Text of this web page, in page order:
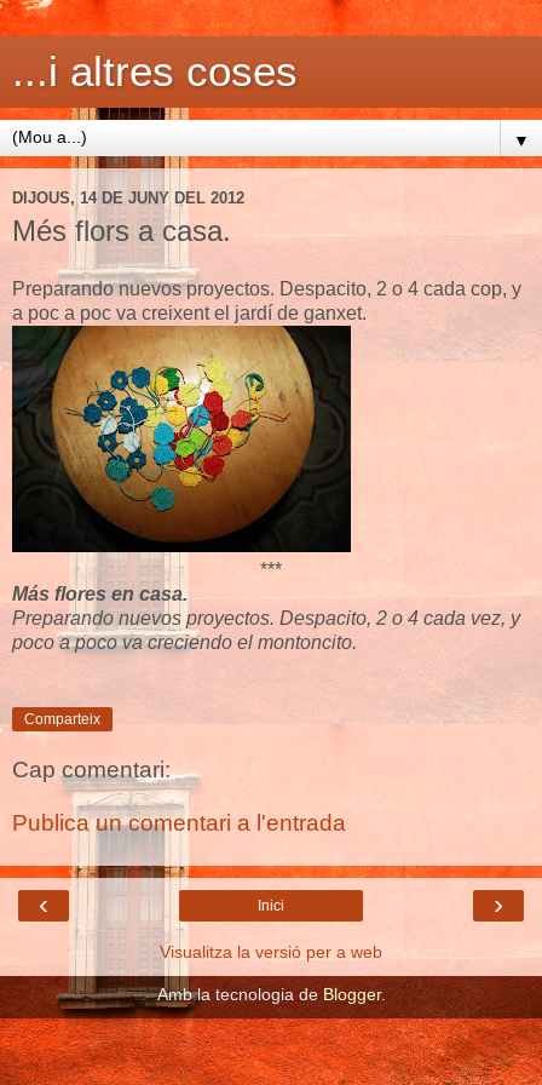
...i altres coses
▼
DIJOUS, 14 DE JUNY DEL 2012
Més flors a casa.
Preparando nuevos proyectos. Despacito, 2 o 4 cada cop, y
a poc a poc va creixent el jardí de ganxet.
***
Más flores en casa.
Preparando nuevos proyectos. Despacito, 2 o 4 cada vez, y
poco a poco va creciendo el montoncito.
Comparteix
Cap comentari:
Publica un comentari a l'entrada
‹ ›
Inici
Visualitza la versió per a web
Amb la tecnologia deBlogger.